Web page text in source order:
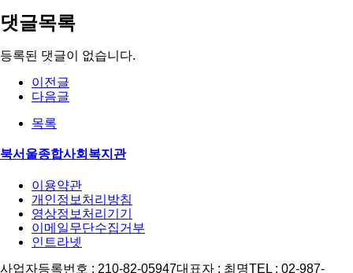
댓글목록
등록된 댓글이 없습니다.
이전글
다음글
목록
북서울종합사회복지관
이용약관
개인정보처리방침
영상정보처리기기
이메일무단수집거부
인트라넷
사업자등록번호 : 210-82-05947대표자 : 최명TEL : 02-987-